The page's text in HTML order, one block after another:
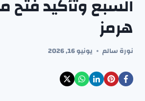
السبع وتأكيد
هرمز
نورة سالم يونيو 16, 2026